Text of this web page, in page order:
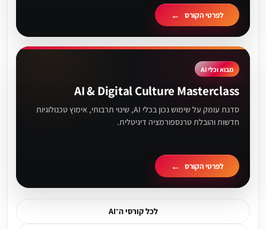
לפרטי הקורס
מבוא וכלי AI
AI & Digital Culture Masterclass
סדנת עומק על שימוש נכון בכלי AI, שינוי תרבותי, אימוץ טכנולוגיות
חדשות והובלת טרנספורמציה דיגיטלית.
לפרטי הקורס
לכל קורסי ה־AI